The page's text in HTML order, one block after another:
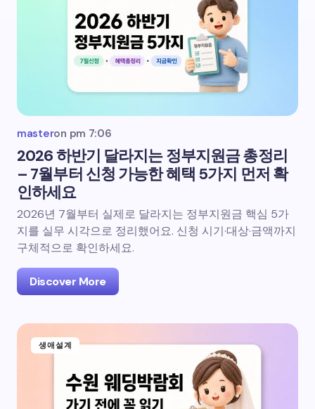
masteron pm 7:06
2026 하반기 달라지는 정부지원금 총정리
– 7월부터 신청 가능한 혜택 5가지 먼저 확
인하세요
2026년 7월부터 실제로 달라지는 정부지원금 핵심 5가
지를 실무 시각으로 정리했어요. 신청 시기·대상·금액까지
구체적으로 확인하세요.
Discover More
생애설계